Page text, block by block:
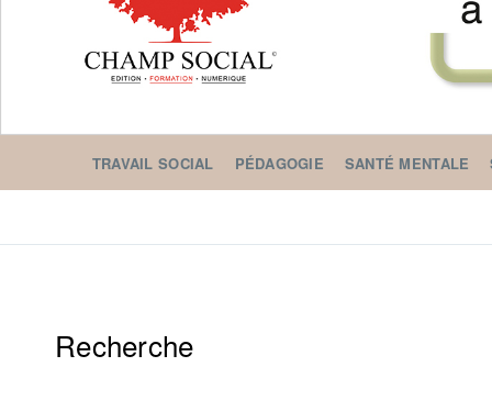
TRAVAIL SOCIAL PÉDAGOGIE SANTÉ MENTALE
Recherche